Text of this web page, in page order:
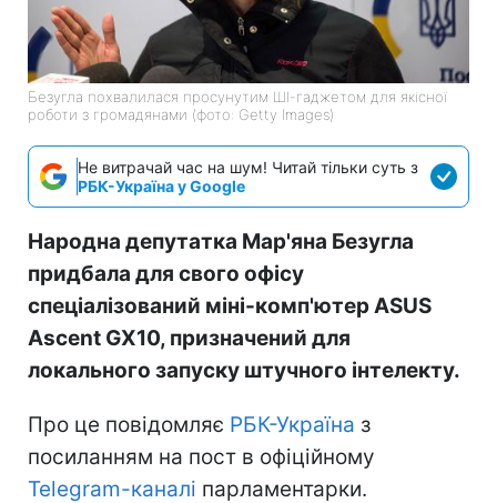
Безугла похвалилася просунутим ШІ-гаджетом для якісної
роботи з громадянами (фото: Getty Images)
Не витрачай час на шум! Читай тільки суть з
РБК-Україна у Google
Народна депутатка Мар'яна Безугла
придбала для свого офісу
спеціалізований міні-комп'ютер ASUS
Ascent GX10, призначений для
локального запуску штучного інтелекту.
Про це повідомляє РБК-Україна з
посиланням на пост в офіційному
Telegram-каналі парламентарки.